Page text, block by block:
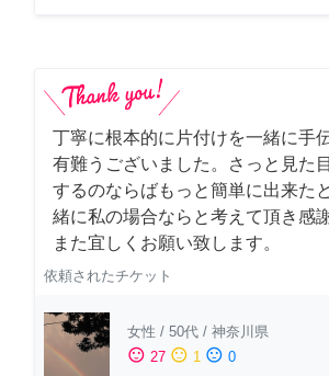
丁寧に根本的に片付けを一緒に手
有難うございました。さっと見た
するのならばもっと簡単に出来た
緒に私の場合ならと考えて頂き感
また宜しくお願い致します。
依頼されたチケット
女性 / 50代 / 神奈川県
sentiment_satisfied 27 sentiment_neutral 1 sentiment_dissatisfied 0